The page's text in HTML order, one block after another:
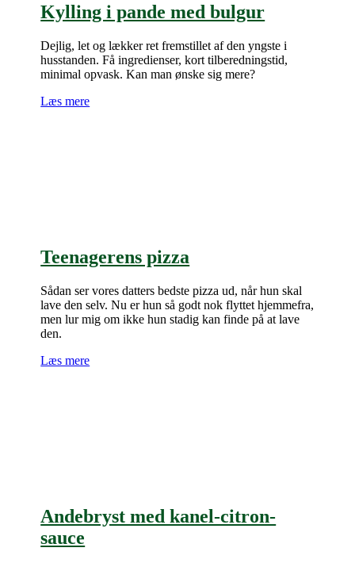
Kylling i pande med bulgur
Dejlig, let og lækker ret fremstillet af den yngste i
husstanden. Få ingredienser, kort tilberedningstid,
minimal opvask. Kan man ønske sig mere?
Læs mere
Teenagerens pizza
Sådan ser vores datters bedste pizza ud, når hun skal
lave den selv. Nu er hun så godt nok flyttet hjemmefra,
men lur mig om ikke hun stadig kan finde på at lave
den.
Læs mere
Andebryst med kanel-citron-
sauce